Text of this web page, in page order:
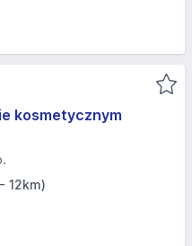
kosmetycznym
12km)